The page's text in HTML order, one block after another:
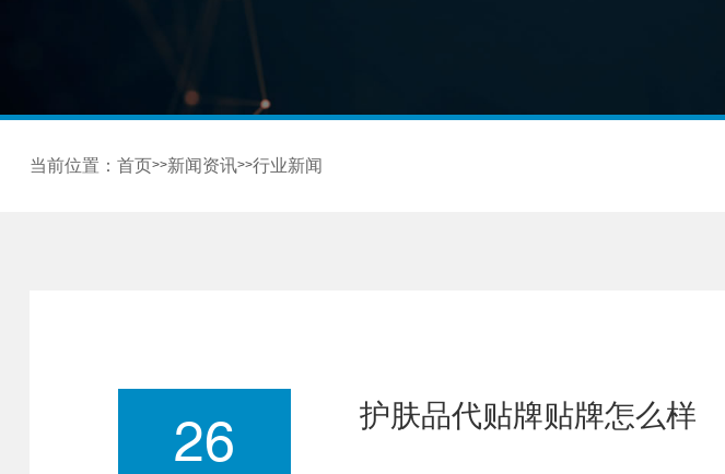
当前位置： 首页>>新闻资讯>>行业新闻
26 护肤品代贴牌贴牌怎么样